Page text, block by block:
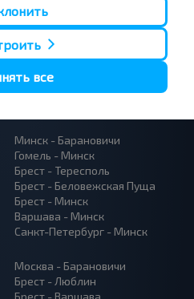
Минск - Барановичи
Гомель - Минск
Брест - Тересполь
Брест - Беловежская Пуща
Брест - Минск
Варшава - Минск
Санкт-Петербург - Минск
Москва - Барановичи
Брест - Люблин
все